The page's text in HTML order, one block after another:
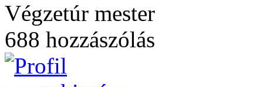
Végzetúr mester
688 hozzászólás